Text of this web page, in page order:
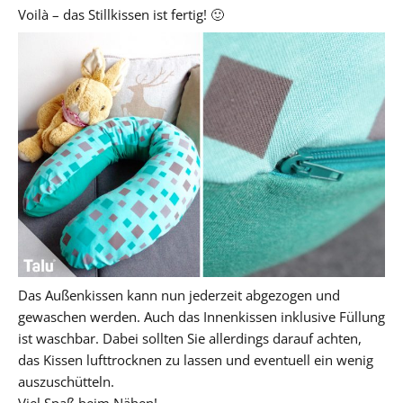
Voilà – das Stillkissen ist fertig! 🙂
Das Außenkissen kann nun jederzeit abgezogen und
gewaschen werden. Auch das Innenkissen inklusive Füllung
ist waschbar. Dabei sollten Sie allerdings darauf achten,
das Kissen lufttrocknen zu lassen und eventuell ein wenig
auszuschütteln.